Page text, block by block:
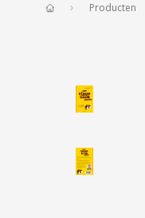
Producten